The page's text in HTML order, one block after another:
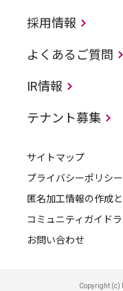
採用情報
よくあるご質問
IR情報
テナント募集
サイトマップ
プライバシーポリシー
匿名加工情報の作成
コミュニティガイド
お問い合わせ
Copyright (c)